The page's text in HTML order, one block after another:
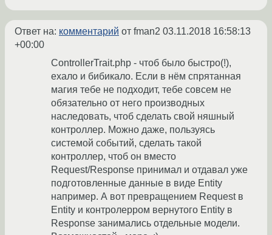
Ответ на: комментарий от fman2 03.11.2018 16:58:13
+00:00
ControllerTrait.php - чтоб было быстро(!),
ехало и бибикало. Если в нём спрятанная
магия тебе не подходит, тебе совсем не
обязательно от него производных
наследовать, чтоб сделать свой няшный
контроллер. Можно даже, пользуясь
системой событий, сделать такой
контроллер, чтоб он вместо
Request/Response принимал и отдавал уже
подготовленные данные в виде Entity
например. А вот превращением Request в
Entity и контролерром вернутого Entity в
Response занимались отдельные модели.